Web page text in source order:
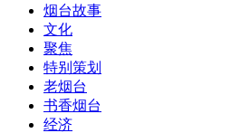
烟台故事
文化
聚焦
特别策划
老烟台
书香烟台
经济